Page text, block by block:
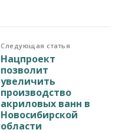
Следующая статья
Нацпроект
позволит
увеличить
производство
акриловых ванн в
Новосибирской
области